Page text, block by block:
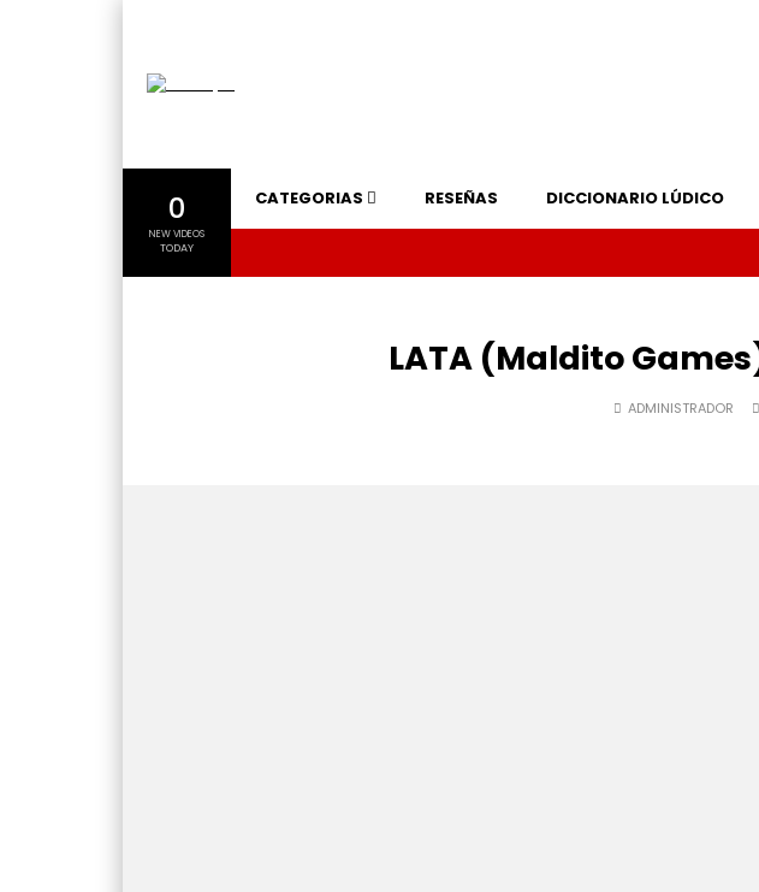
0
NEW VIDEOS
TODAY
CATEGORIAS RESEÑAS DICCIONARIO LÚDICO
LATA (Maldito
ADMINISTRADOR